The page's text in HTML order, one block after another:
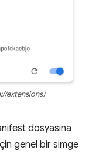
extensions)
dosyasına
genel bir simge